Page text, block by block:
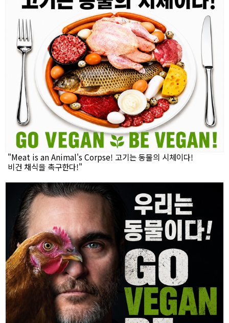
"Meat is an Animal's Corpse! 고기는 동물의 시체이다!
비건 채식을 촉구한다!"